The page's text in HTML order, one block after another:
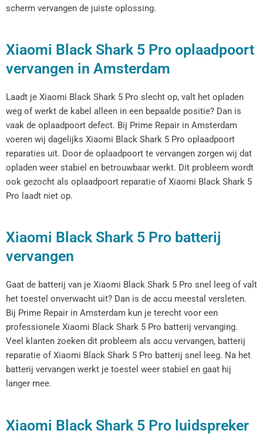
scherm vervangen de juiste oplossing.
Xiaomi Black Shark 5 Pro oplaadpoort
vervangen in Amsterdam
Laadt je Xiaomi Black Shark 5 Pro slecht op, valt het opladen
weg of werkt de kabel alleen in een bepaalde positie? Dan is
vaak de oplaadpoort defect. Bij Prime Repair in Amsterdam
voeren wij dagelijks Xiaomi Black Shark 5 Pro oplaadpoort
reparaties uit. Door de oplaadpoort te vervangen zorgen wij dat
opladen weer stabiel en betrouwbaar werkt. Dit probleem wordt
ook gezocht als oplaadpoort reparatie of Xiaomi Black Shark 5
Pro laadt niet op.
Xiaomi Black Shark 5 Pro batterij
vervangen
Gaat de batterij van je Xiaomi Black Shark 5 Pro snel leeg of valt
het toestel onverwacht uit? Dan is de accu meestal versleten.
Bij Prime Repair in Amsterdam kun je terecht voor een
professionele Xiaomi Black Shark 5 Pro batterij vervanging.
Veel klanten zoeken dit probleem als accu vervangen, batterij
reparatie of Xiaomi Black Shark 5 Pro batterij snel leeg. Na het
batterij vervangen werkt je toestel weer stabiel en gaat hij
langer mee.
Xiaomi Black Shark 5 Pro luidspreker